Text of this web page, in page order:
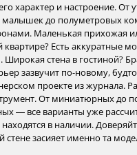
характер и настроение. От
малышек до полуметровых
Маленькая прихожая
Есть аккуратные
Широкая стена в гостиной?
зазвучит по-новому,
проекте из журнала.
От миниатюрных до
— все варианты уже
в наличии.
стене засияет именно та